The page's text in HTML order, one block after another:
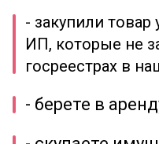
- закупили
ИП, которые не
госреестрах в
- берете в